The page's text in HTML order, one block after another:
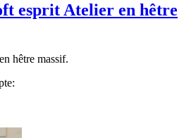
esprit Atelier en hêtre
hêtre massif.